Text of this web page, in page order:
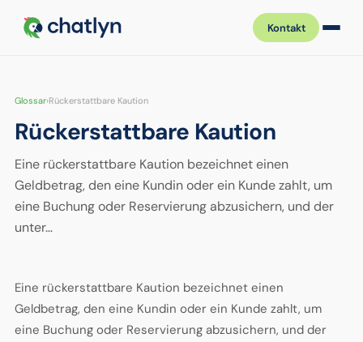
Kontakt
Glossar›Rückerstattbare Kaution
Rückerstattbare Kaution
Eine rückerstattbare Kaution bezeichnet einen
Geldbetrag, den eine Kundin oder ein Kunde zahlt, um
eine Buchung oder Reservierung abzusichern, und der
unter…
Eine rückerstattbare Kaution bezeichnet einen
Geldbetrag, den eine Kundin oder ein Kunde zahlt, um
eine Buchung oder Reservierung abzusichern, und der